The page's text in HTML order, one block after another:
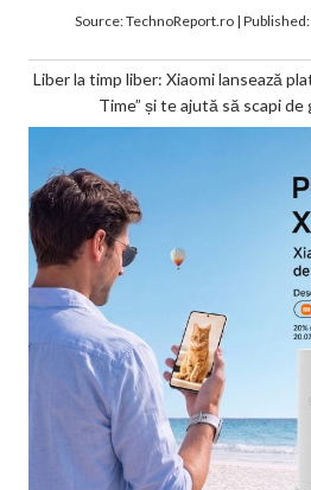
Source:TechnoReport.ro| Published:
Liber la timp liber: Xiaomi lansează
Time” și te ajută să scapi de